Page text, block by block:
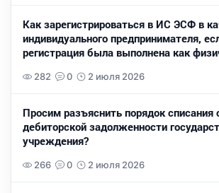
Как зарегистрироваться в ИС ЭСФ в
индивидуального предпринимателя,
регистрация была выполнена как
282 0 2 июля 2026
Просим разъяснить порядок списания
дебиторской задолженности
учреждения?
266 0 2 июля 2026